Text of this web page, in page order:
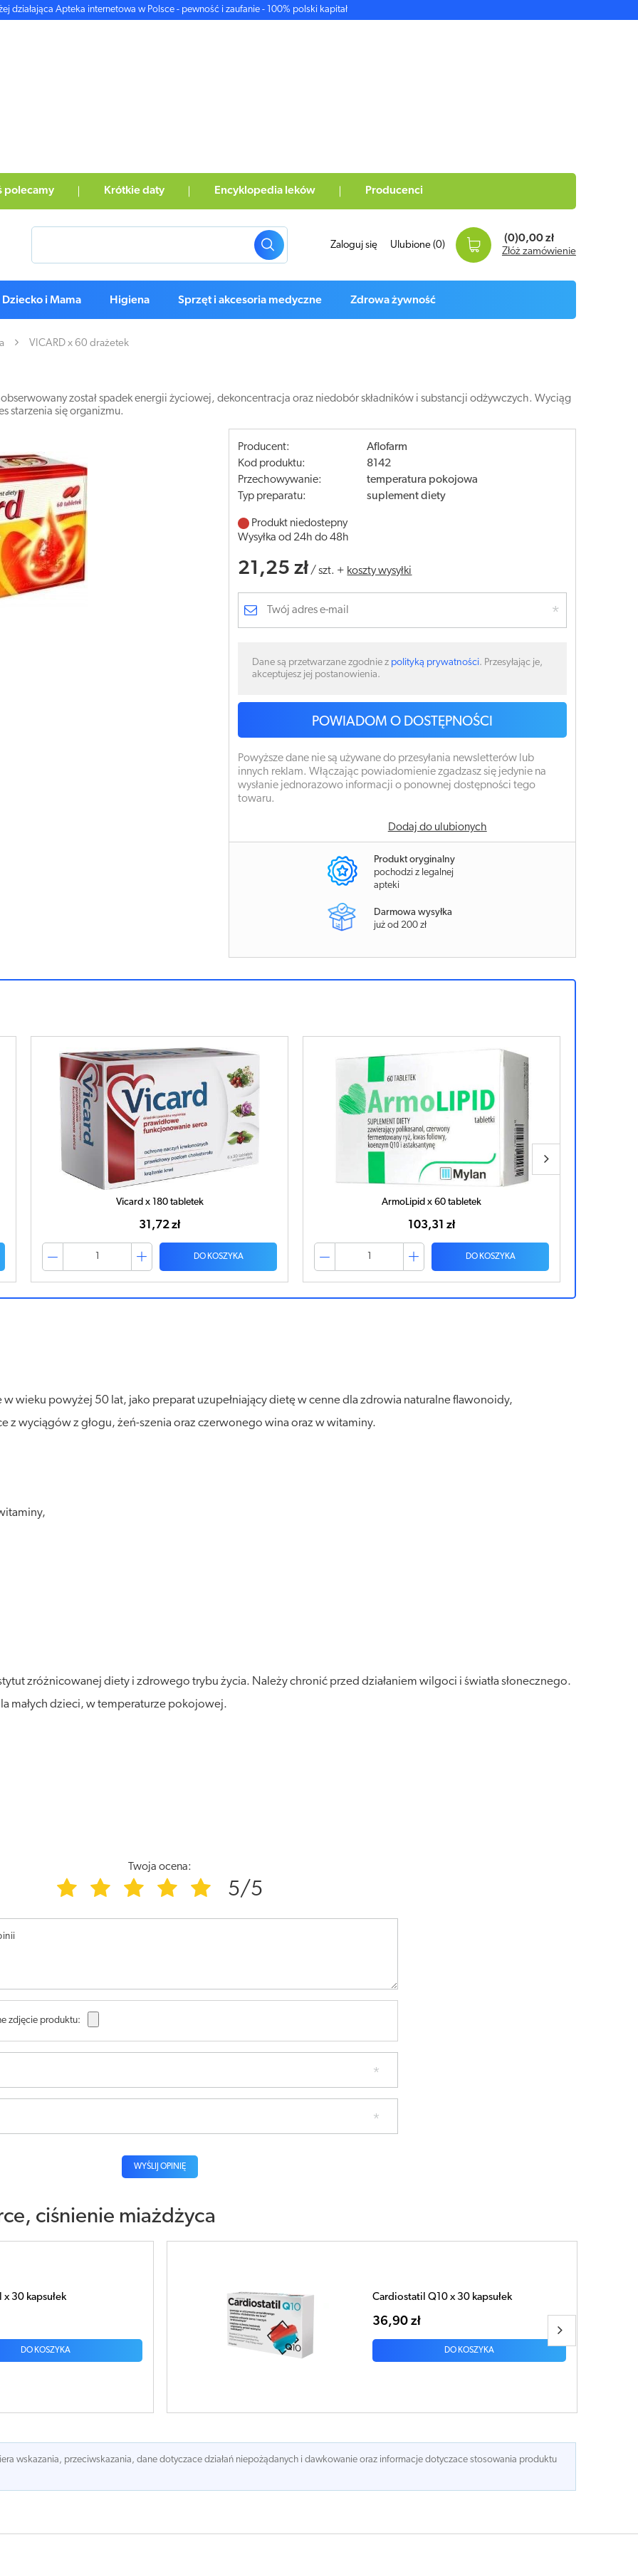
działająca Apteka internetowa w Polsce - pewność i zaufanie - 100% polski kapitał
polecamy Krótkie daty Encyklopedia leków Producenci
Zaloguj się Ulubione (0)
(0)0,00 zł
Złóż zamówienie
Dziecko i Mama Higiena Sprzęt i akcesoria medyczne Zdrowa żywność
VICARD x 60 drażetek
został spadek energii życiowej, dekoncentracja oraz niedobór składników i substancji odżywczych. Wyciąg
starzenia się organizmu.
Producent:
Aflofarm
Kod produktu:
8142
Przechowywanie:
temperatura pokojowa
Typ preparatu:
suplement diety
Produkt niedostepny
Wysyłka od 24h do 48h
21,25 zł /szt. + koszty wysyłki
Dane są przetwarzane zgodnie z polityką prywatności. Przesyłając je,
akceptujesz jej postanowienia.
POWIADOM O DOSTĘPNOŚCI
Powyższe dane nie są używane do przesyłania newsletterów lub
innych reklam. Włączając powiadomienie zgadzasz się jedynie na
wysłanie jednorazowo informacji o ponownej dostępności tego
towaru.
Dodaj do ulubionych
Produkt oryginalny
pochodzi z legalnej
apteki
Darmowa wysyłka
już od 200 zł
ArmoLipid x 60 tabletek
103,31 zł
DO KOSZYKA
NOPAL x 60 kapsułek
29,15 zł
DO KOSZYKA
wieku powyżej 50 lat, jako preparat uzupełniający dietę w cenne dla zdrowia naturalne flawonoidy,
wyciągów z głogu, żeń-szenia oraz czerwonego wina oraz w witaminy.
zróżnicowanej diety i zdrowego trybu życia. Należy chronić przed działaniem wilgoci i światła słonecznego.
małych dzieci, w temperaturze pokojowej.
Twoja ocena:
5/5
zdjęcie produktu:
WYŚLIJ OPINIĘ
ciśnienie miażdżyca
x 30 kapsułek
DO KOSZYKA
Pluscard x 60 tabletek
17,33 zł
DO KOSZYKA
wskazania, przeciwskazania, dane dotyczace działań niepożądanych i dawkowanie oraz informacje dotyczace stosowania produktu